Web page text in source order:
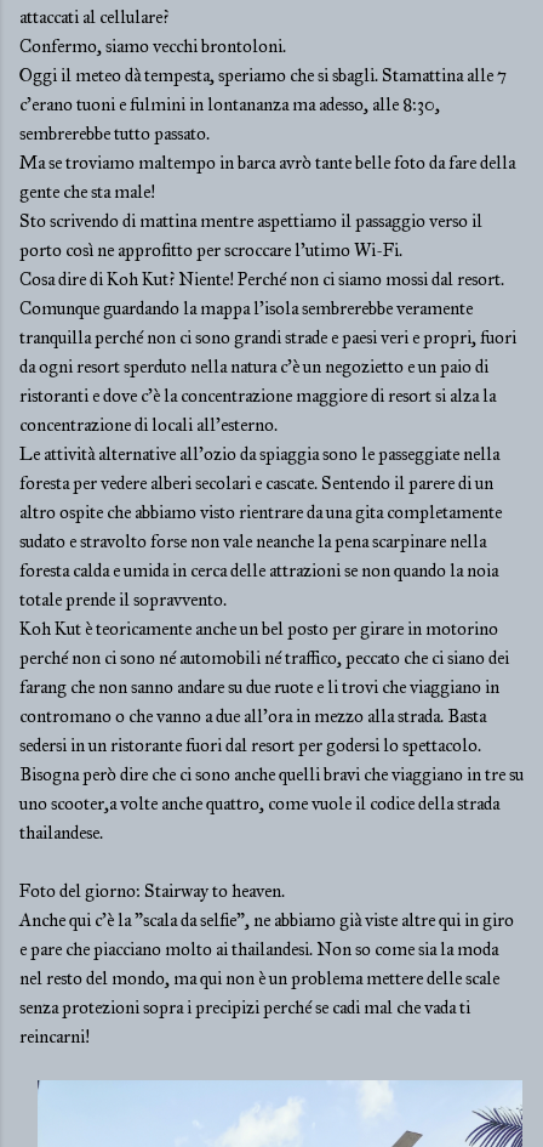
attaccati al cellulare?
Confermo, siamo vecchi brontoloni.
Oggi il meteo dà tempesta, speriamo che si sbagli. Stamattina alle 7
c'erano tuoni e fulmini in lontananza ma adesso, alle 8:30,
sembrerebbe tutto passato.
Ma se troviamo maltempo in barca avrò tante belle foto da fare della
gente che sta male!
Sto scrivendo di mattina mentre aspettiamo il passaggio verso il
porto così ne approfitto per scroccare l'utimo Wi-Fi.
Cosa dire di Koh Kut? Niente! Perché non ci siamo mossi dal resort.
Comunque guardando la mappa l'isola sembrerebbe veramente
tranquilla perché non ci sono grandi strade e paesi veri e propri, fuori
da ogni resort sperduto nella natura c'è un negozietto e un paio di
ristoranti e dove c'è la concentrazione maggiore di resort si alza la
concentrazione di locali all'esterno.
Le attività alternative all'ozio da spiaggia sono le passeggiate nella
foresta per vedere alberi secolari e cascate. Sentendo il parere di un
altro ospite che abbiamo visto rientrare da una gita completamente
sudato e stravolto forse non vale neanche la pena scarpinare nella
foresta calda e umida in cerca delle attrazioni se non quando la noia
totale prende il sopravvento.
Koh Kut è teoricamente anche un bel posto per girare in motorino
perché non ci sono né automobili né traffico, peccato che ci siano dei
farang che non sanno andare su due ruote e li trovi che viaggiano in
contromano o che vanno a due all'ora in mezzo alla strada. Basta
sedersi in un ristorante fuori dal resort per godersi lo spettacolo.
Bisogna però dire che ci sono anche quelli bravi che viaggiano in tre su
uno scooter,a volte anche quattro, come vuole il codice della strada
thailandese.
Foto del giorno: Stairway to heaven.
Anche qui c'è la "scala da selfie", ne abbiamo già viste altre qui in giro
e pare che piacciano molto ai thailandesi. Non so come sia la moda
nel resto del mondo, ma qui non è un problema mettere delle scale
senza protezioni sopra i precipizi perché se cadi mal che vada ti
reincarni!